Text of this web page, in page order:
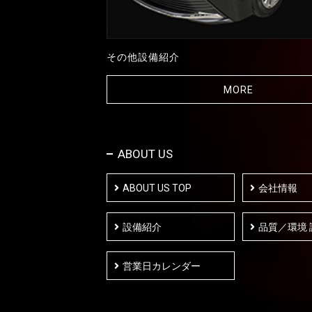
その他設備紹介
MORE
ABOUT US
ABOUT US TOP 会社情報
設備紹介 品質／環境
営業日カレンダー